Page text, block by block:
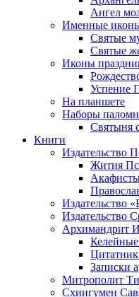
Ангел
Именные
Святые
Святые
Иконы
Успение
На планшете
Наборы
Святыня
Книги
Издательство
Жития
Издательство
Издательство
Архимандрит
Записки
Митрополит
Схиигумен